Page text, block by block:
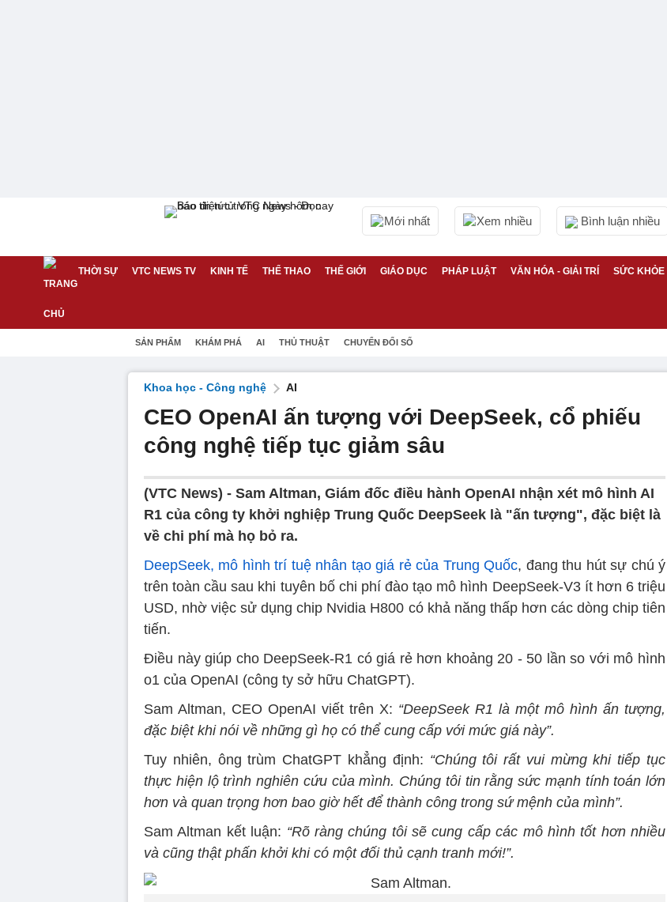
Mới nhất Xem nhiều Bình luận nhiều
THỜI SỰ VTC NEWS TV KINH TẾ THỂ THAO THẾ GIỚI GIÁO DỤC PHÁP LUẬT VĂN HÓA - GIẢI TRÍ SỨC KHỎE
SẢN PHẨM KHÁM PHÁ AI THỦ THUẬT CHUYỂN ĐỔI SỐ
Khoa học - Công nghệ AI
CEO OpenAI ấn tượng với DeepSeek, cổ phiếu
công nghệ tiếp tục giảm sâu
(VTC News) - Sam Altman, Giám đốc điều hành OpenAI nhận xét mô hình AI
R1 của công ty khởi nghiệp Trung Quốc DeepSeek là "ấn tượng", đặc biệt là
về chi phí mà họ bỏ ra.
DeepSeek, mô hình trí tuệ nhân tạo giá rẻ của Trung Quốc, đang thu hút sự chú ý
trên toàn cầu sau khi tuyên bố chi phí đào tạo mô hình DeepSeek-V3 ít hơn 6 triệu
USD, nhờ việc sử dụng chip Nvidia H800 có khả năng thấp hơn các dòng chip tiên
tiến.
Điều này giúp cho DeepSeek-R1 có giá rẻ hơn khoảng 20 - 50 lần so với mô hình
o1 của OpenAI (công ty sở hữu ChatGPT).
Sam Altman, CEO OpenAI viết trên X: “DeepSeek R1 là một mô hình ấn tượng,
đặc biệt khi nói về những gì họ có thể cung cấp với mức giá này”.
Tuy nhiên, ông trùm ChatGPT khẳng định: “Chúng tôi rất vui mừng khi tiếp tục
thực hiện lộ trình nghiên cứu của mình. Chúng tôi tin rằng sức mạnh tính toán lớn
hơn và quan trọng hơn bao giờ hết để thành công trong sứ mệnh của mình”.
Sam Altman kết luận: “Rõ ràng chúng tôi sẽ cung cấp các mô hình tốt hơn nhiều
và cũng thật phấn khởi khi có một đối thủ cạnh tranh mới!”.